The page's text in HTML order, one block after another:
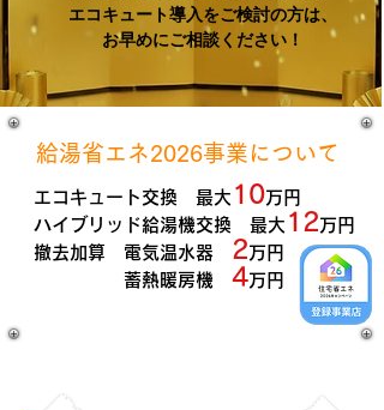
エコキュート導入をご検討の方は、
お早めにご相談ください！
​給湯省エネ2026事業について
エコキュート交換 最大 10万円
​ハイブリッド給湯機交換 最大 12万円
撤去加算 電気温水器
2万円
​ 蓄熱暖房機 4万円